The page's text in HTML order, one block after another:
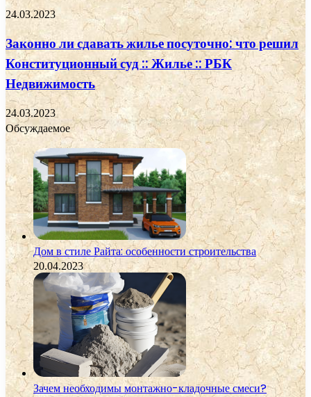
24.03.2023
Законно ли сдавать жилье посуточно: что решил
Конституционный суд :: Жилье :: РБК
Недвижимость
24.03.2023
Обсуждаемое
Дом в стиле Райта: особенности строительства
20.04.2023
Зачем необходимы монтажно-кладочные смеси?